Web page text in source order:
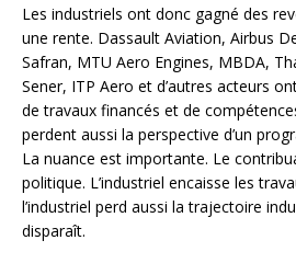
Les industriels ont donc gagné des
une rente. Dassault Aviation, Airbus
Safran, MTU Aero Engines, MBDA,
Sener, ITP Aero et d’autres acteurs
de travaux financés et de
perdent aussi la perspective d’un
La nuance est importante. Le
politique. L’industriel encaisse les
l’industriel perd aussi la trajectoire
disparaît.